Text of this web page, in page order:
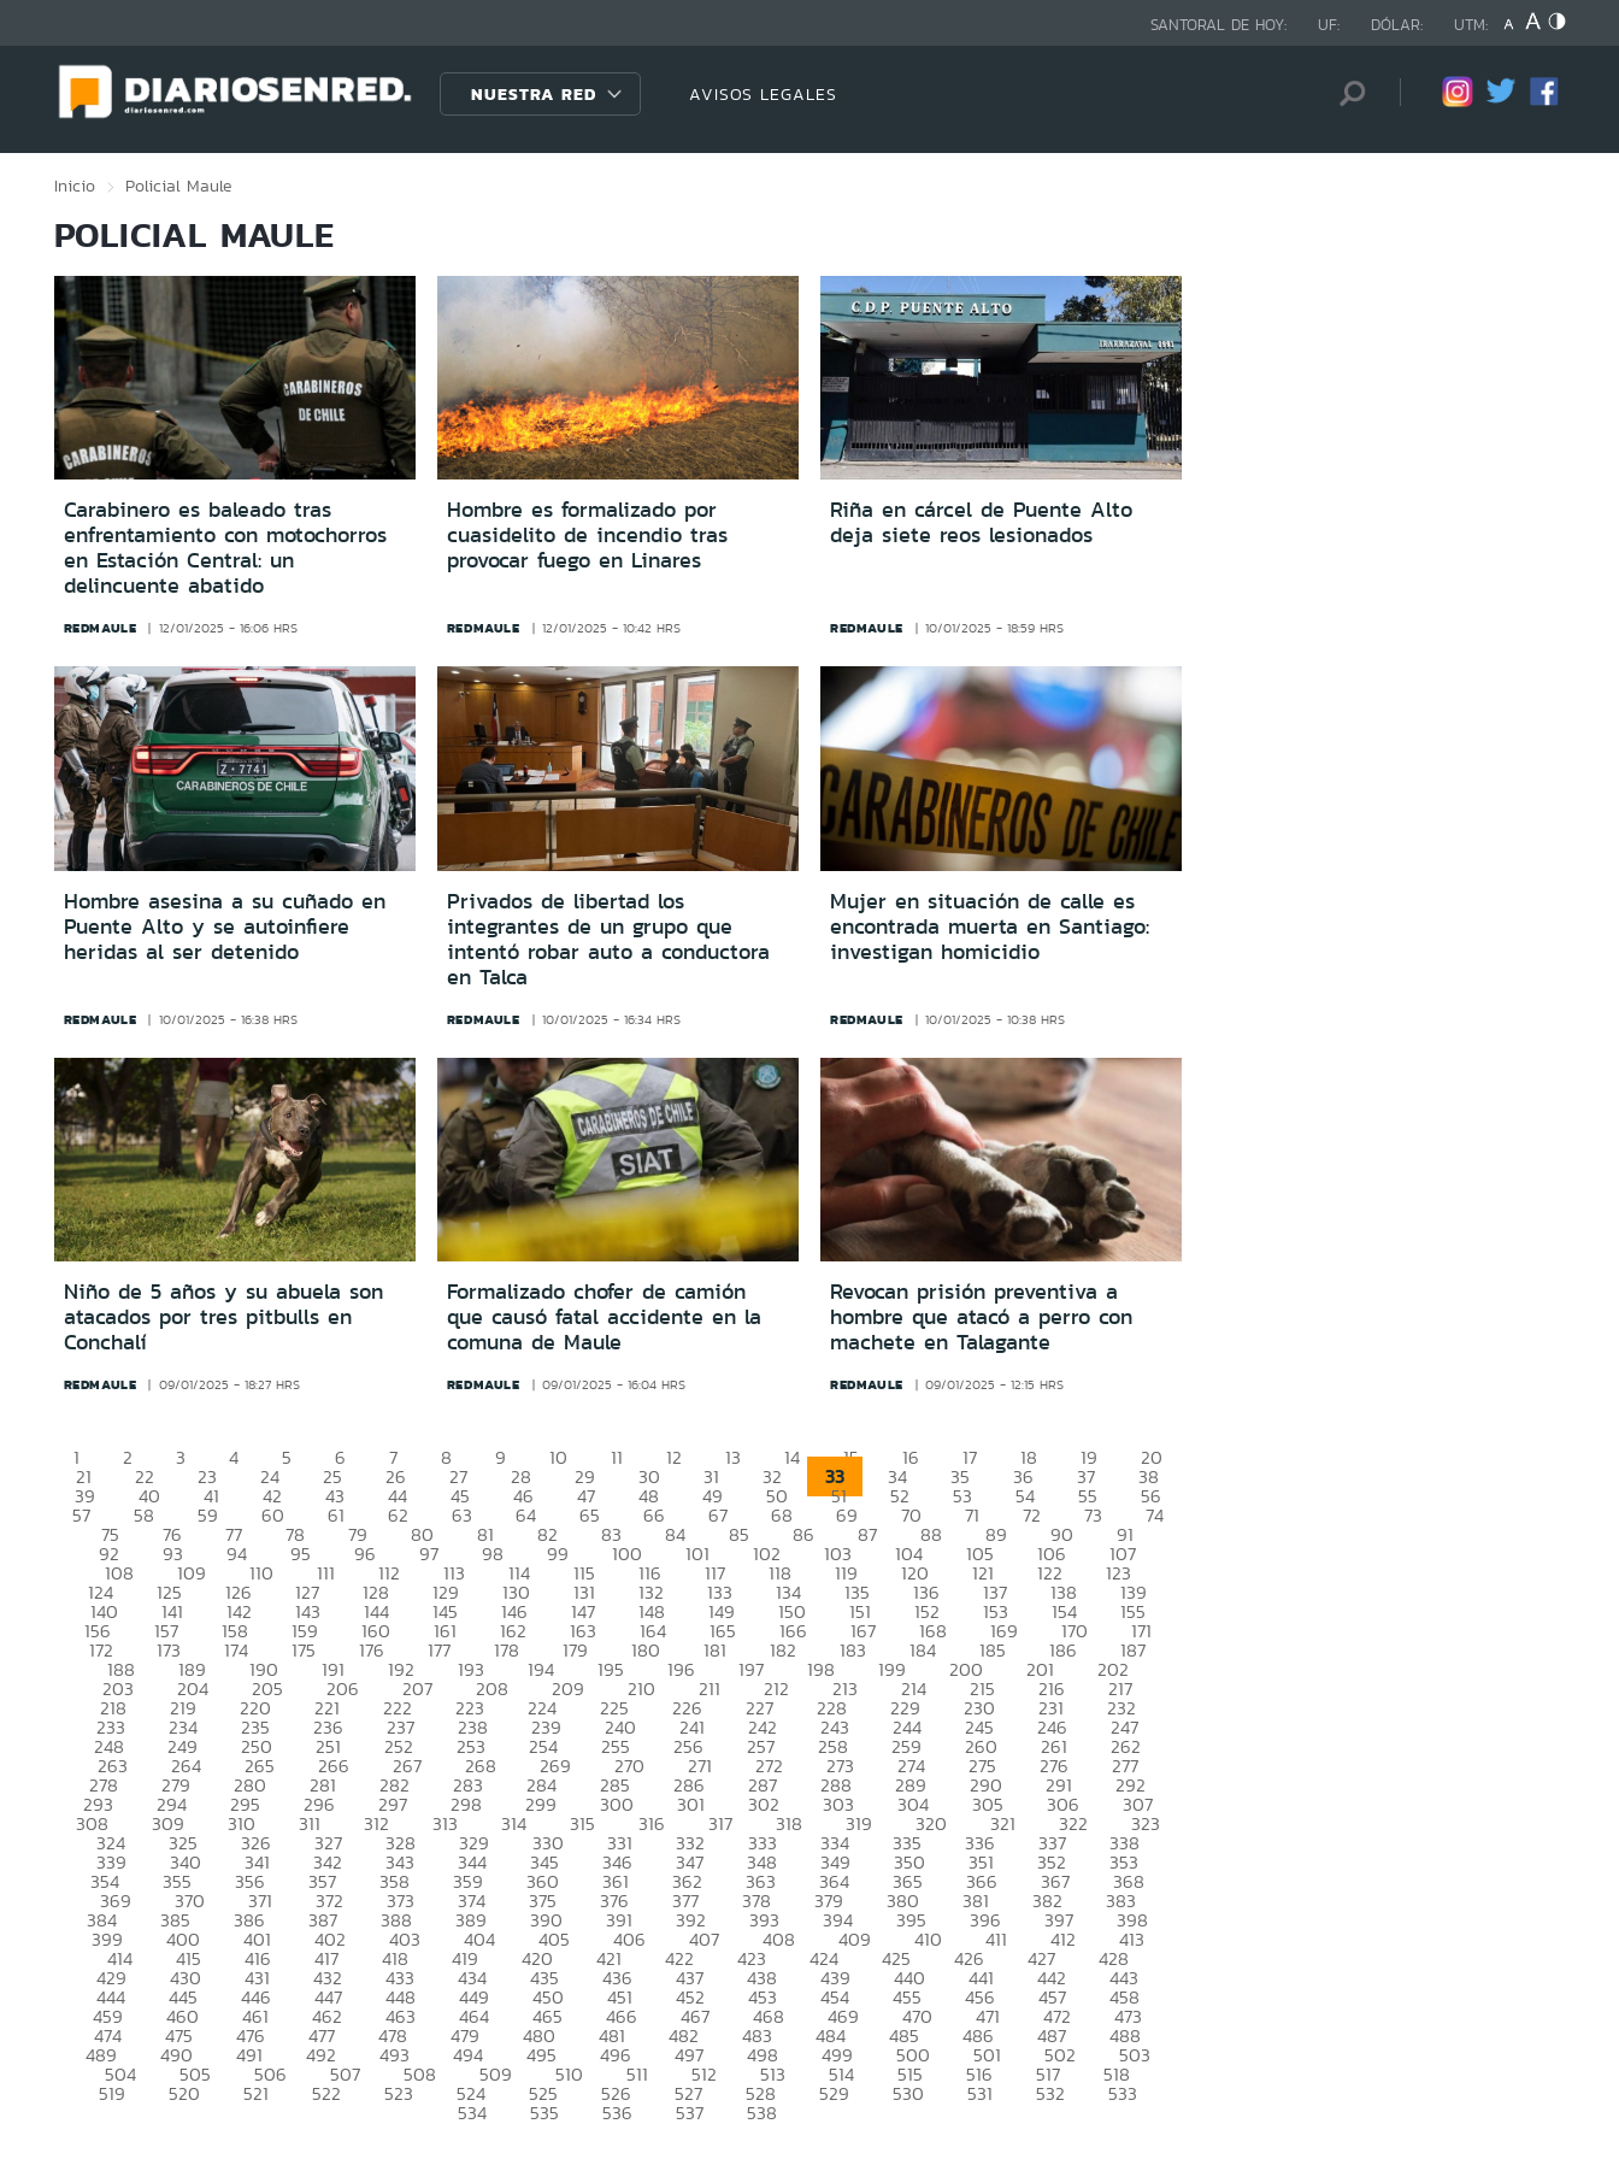
SANTORAL DE HOY: UF: DÓLAR: UTM:
NUESTRA RED AVISOS LEGALES
Inicio Policial Maule
POLICIAL MAULE
Carabinero es baleado tras
enfrentamiento con motochorros
en Estación Central: un
delincuente abatido
REDMAULE 12/01/2025 - 16:06 HRS
Hombre es formalizado por
cuasidelito de incendio tras
provocar fuego en Linares
REDMAULE 12/01/2025 - 10:42 HRS
Riña en cárcel de Puente Alto
deja siete reos lesionados
REDMAULE 10/01/2025 - 18:59 HRS
Hombre asesina a su cuñado en
Puente Alto y se autoinfiere
heridas al ser detenido
REDMAULE 10/01/2025 - 16:38 HRS
Privados de libertad los
integrantes de un grupo que
intentó robar auto a conductora
en Talca
REDMAULE 10/01/2025 - 16:34 HRS
Mujer en situación de calle es
encontrada muerta en Santiago:
investigan homicidio
REDMAULE 10/01/2025 - 10:38 HRS
Niño de 5 años y su abuela son
atacados por tres pitbulls en
Conchalí
REDMAULE 09/01/2025 - 18:27 HRS
Formalizado chofer de camión
que causó fatal accidente en la
comuna de Maule
REDMAULE 09/01/2025 - 16:04 HRS
Revocan prisión preventiva a
hombre que atacó a perro con
machete en Talagante
REDMAULE 09/01/2025 - 12:15 HRS
1 2 3 4 5 6 7 8 9 10 11 12 13 14 15 16 17 18 19 20
21 22 23 24 25 26 27 28 29 30 31 32 33 34 35 36 37 38
39 40 41 42 43 44 45 46 47 48 49 50 51 52 53 54 55 56
57 58 59 60 61 62 63 64 65 66 67 68 69 70 71 72 73 74
75 76 77 78 79 80 81 82 83 84 85 86 87 88 89 90 91
92 93 94 95 96 97 98 99 100 101 102 103 104 105 106 107
108 109 110 111 112 113 114 115 116 117 118 119 120 121 122 123
124 125 126 127 128 129 130 131 132 133 134 135 136 137 138 139
140 141 142 143 144 145 146 147 148 149 150 151 152 153 154 155
156 157 158 159 160 161 162 163 164 165 166 167 168 169 170 171
172 173 174 175 176 177 178 179 180 181 182 183 184 185 186 187
188 189 190 191 192 193 194 195 196 197 198 199 200 201 202
203 204 205 206 207 208 209 210 211 212 213 214 215 216 217
218 219 220 221 222 223 224 225 226 227 228 229 230 231 232
233 234 235 236 237 238 239 240 241 242 243 244 245 246 247
248 249 250 251 252 253 254 255 256 257 258 259 260 261 262
263 264 265 266 267 268 269 270 271 272 273 274 275 276 277
278 279 280 281 282 283 284 285 286 287 288 289 290 291 292
293 294 295 296 297 298 299 300 301 302 303 304 305 306 307
308 309 310 311 312 313 314 315 316 317 318 319 320 321 322 323
324 325 326 327 328 329 330 331 332 333 334 335 336 337 338
339 340 341 342 343 344 345 346 347 348 349 350 351 352 353
354 355 356 357 358 359 360 361 362 363 364 365 366 367 368
369 370 371 372 373 374 375 376 377 378 379 380 381 382 383
384 385 386 387 388 389 390 391 392 393 394 395 396 397 398
399 400 401 402 403 404 405 406 407 408 409 410 411 412 413
414 415 416 417 418 419 420 421 422 423 424 425 426 427 428
429 430 431 432 433 434 435 436 437 438 439 440 441 442 443
444 445 446 447 448 449 450 451 452 453 454 455 456 457 458
459 460 461 462 463 464 465 466 467 468 469 470 471 472 473
474 475 476 477 478 479 480 481 482 483 484 485 486 487 488
489 490 491 492 493 494 495 496 497 498 499 500 501 502 503
504 505 506 507 508 509 510 511 512 513 514 515 516 517 518
519 520 521 522 523 524 525 526 527 528 529 530 531 532 533
534 535 536 537 538